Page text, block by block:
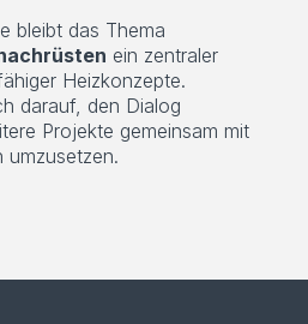
bleibt das Thema
ein zentraler
Heizkonzepte.
darauf, den Dialog
Projekte gemeinsam mit
umzusetzen.